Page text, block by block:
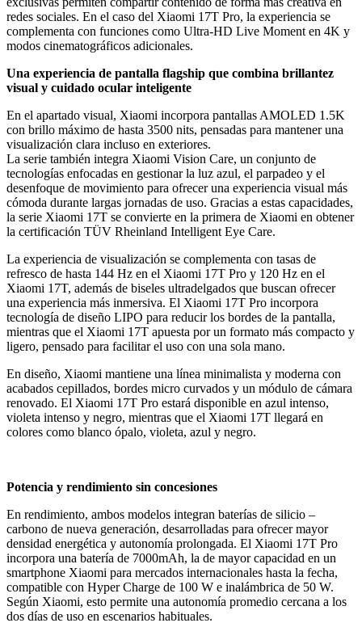
redes sociales. En el caso del Xiaomi 17T Pro, la experiencia se
complementa con funciones como Ultra-HD Live Moment en 4K y
modos cinematográficos adicionales.
Una experiencia de pantalla flagship que combina brillantez
visual y cuidado ocular inteligente
En el apartado visual, Xiaomi incorpora pantallas AMOLED 1.5K
con brillo máximo de hasta 3500 nits, pensadas para mantener una
visualización clara incluso en exteriores.
La serie también integra Xiaomi Vision Care, un conjunto de
tecnologías enfocadas en gestionar la luz azul, el parpadeo y el
desenfoque de movimiento para ofrecer una experiencia visual más
cómoda durante largas jornadas de uso. Gracias a estas capacidades,
la serie Xiaomi 17T se convierte en la primera de Xiaomi en obtener
la certificación TÜV Rheinland Intelligent Eye Care.
La experiencia de visualización se complementa con tasas de
refresco de hasta 144 Hz en el Xiaomi 17T Pro y 120 Hz en el
Xiaomi 17T, además de biseles ultradelgados que buscan ofrecer
una experiencia más inmersiva. El Xiaomi 17T Pro incorpora
tecnología de diseño LIPO para reducir los bordes de la pantalla,
mientras que el Xiaomi 17T apuesta por un formato más compacto y
ligero, pensado para facilitar el uso con una sola mano.
En diseño, Xiaomi mantiene una línea minimalista y moderna con
acabados cepillados, bordes micro curvados y un módulo de cámara
renovado. El Xiaomi 17T Pro estará disponible en azul intenso,
violeta intenso y negro, mientras que el Xiaomi 17T llegará en
colores como blanco ópalo, violeta, azul y negro.
Potencia y rendimiento sin concesiones
En rendimiento, ambos modelos integran baterías de silicio –
carbono de nueva generación, desarrolladas para ofrecer mayor
densidad energética y autonomía prolongada. El Xiaomi 17T Pro
incorpora una batería de 7000mAh, la de mayor capacidad en un
smartphone Xiaomi para mercados internacionales hasta la fecha,
compatible con Hyper Charge de 100 W e inalámbrica de 50 W.
Según Xiaomi, esto permite una autonomía promedio cercana a los
dos días de uso en escenarios habituales.